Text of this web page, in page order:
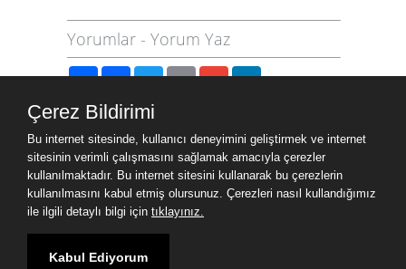
Yorumlar - Yorum Yaz
PaylaşFacebook
TwitterEmailGmailLinkedIn
Site Haritası
Site Haritası
Ziyaret Bilgileri
Aktif Ziyaretçi 1
Bugün Toplam
Çerez Bildirimi
Bu internet sitesinde, kullanıcı deneyimini geliştirmek ve internet
sitesinin verimli çalışmasını sağlamak amacıyla çerezler
kullanılmaktadır. Bu internet sitesini kullanarak bu çerezlerin
kullanılmasını kabul etmiş olursunuz. Çerezleri nasıl kullandığımız
ile ilgili detaylı bilgi için tıklayınız.
Kabul Ediyorum